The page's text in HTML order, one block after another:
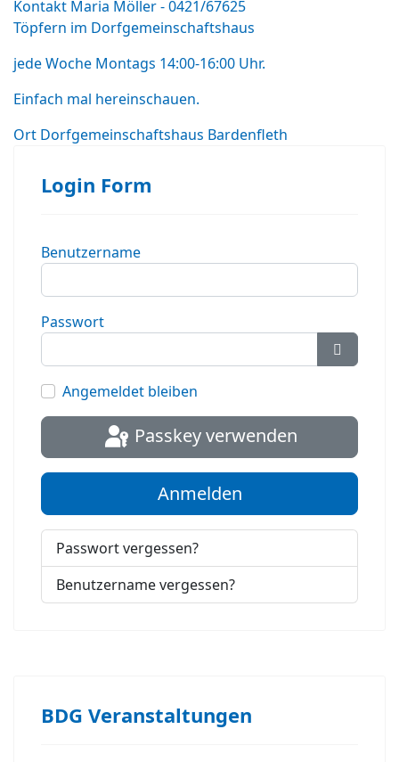
Kontakt Maria Möller - 0421/67625
Töpfern im Dorfgemeinschaftshaus
jede Woche Montags 14:00-16:00 Uhr.
Einfach mal hereinschauen.
Ort Dorfgemeinschaftshaus Bardenfleth
Login Form
Benutzername
Passwort
Angemeldet bleiben
Passkey verwenden
Anmelden
Passwort vergessen?
Benutzername vergessen?
BDG Veranstaltungen